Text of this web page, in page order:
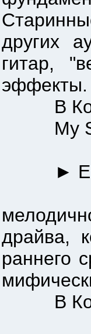
других
гитар,
эффекты.
В
My
►
драйва,
раннего
В